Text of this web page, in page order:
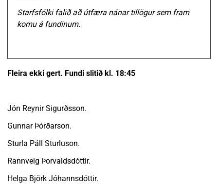
Starfsfólki falið að útfæra nánar tillögur sem fram
komu á fundinum.
Fleira ekki gert. Fundi slitið kl. 18:45
Jón Reynir Sigurðsson.
Gunnar Þórðarson.
Sturla Páll Sturluson.
Rannveig Þorvaldsdóttir.
Helga Björk Jóhannsdóttir.